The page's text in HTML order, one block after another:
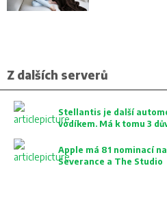
Z dalších serverů
Stellantis je další
vodíkem. Má k tomu 3
Apple má 81 nominací
Severance a The Studio